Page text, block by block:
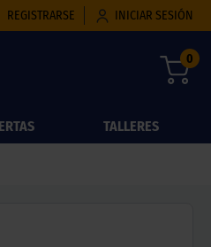
REGISTRARSE INICIAR SESIÓN
0
TALLERES